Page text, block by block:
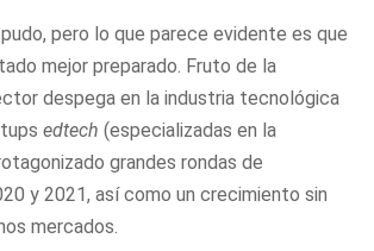
pero lo que parece evidente es que
mejor preparado. Fruto de la
despega en la industria tecnológica
edtech (especializadas en la
grandes rondas de
y 2021, así como un crecimiento sin
mercados.